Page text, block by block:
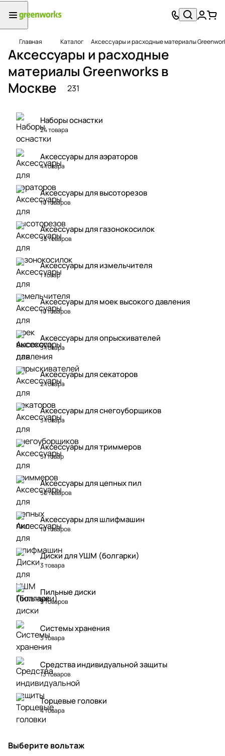
Главная Каталог Аксессуары и расходные материалы
Аксессуары и расходные
материалы Greenworks в
Москве
231
Наборы оснастки
24 товара
Аксессуары для аэраторов
4 товара
Аксессуары для высоторезов
10 товаров
Аксессуары для газонокосилок
35 товаров
Аксессуары для измельчителя
1 товар
Аксессуары для моек высокого давления
10 товаров
Аксессуары для опрыскивателей
3 товара
Аксессуары для секаторов
2 товара
Аксессуары для снегоуборщиков
3 товара
Аксессуары для триммеров
51 товар
Аксессуары для цепных пил
50 товаров
Аксессуары для шлифмашин
10 товаров
Диски для УШМ (болгарки)
3 товара
Пильные диски
5 товаров
Системы хранения
3 товара
Средства индивидуальной защиты
13 товаров
Торцевые головки
4 товара
Выберите вольтаж